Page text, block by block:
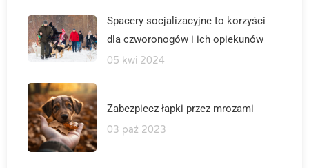
Spacery socjalizacyjne to korzyści
dla czworonogów i ich opiekunów
05 kwi 2024
Zabezpiecz łapki przez mrozami
03 paź 2023